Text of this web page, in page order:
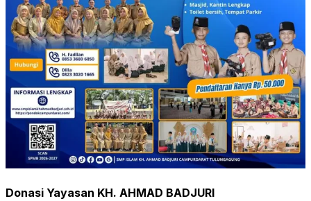
Donasi Yayasan KH. AHMAD BADJURI